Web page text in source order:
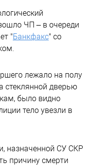
ЧП – в очереди
"Банкфакс" со
лежало на полу
стеклянной дверью
было видно
тело увезли в
назначенной СУ СКР
причину смерти